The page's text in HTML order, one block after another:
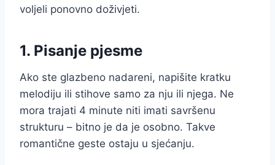
voljeli ponovno doživjeti.
1. Pisanje pjesme
Ako ste glazbeno nadareni, napišite kratku
melodiju ili stihove samo za nju ili njega. Ne
mora trajati 4 minute niti imati savršenu
strukturu – bitno je da je osobno. Takve
romantične geste ostaju u sjećanju.